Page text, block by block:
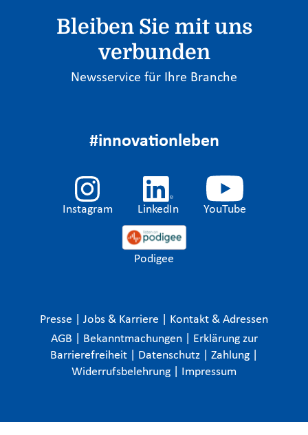
Bleiben Sie mit uns
verbunden
Newsservice für Ihre Branche
#innovationleben
Instagram LinkedIn YouTube
Podigee
Presse Jobs & Karriere
Kontakt & Adressen
AGB
Bekanntmachungen
Erklärung zur
Barrierefreiheit
Datenschutz Zahlung
Widerrufsbelehrung
Impressum